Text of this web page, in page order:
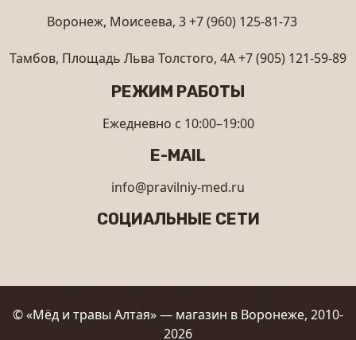
Воронеж, Моисеева, 3+7 (960) 125-81-73
Тамбов, Площадь Льва Толстого, 4А+7 (905) 121-59-89
РЕЖИМ РАБОТЫ
Ежедневно с 10:00–19:00
E-MAIL
info@pravilniy-med.ru
СОЦИАЛЬНЫЕ СЕТИ
© «Мёд и травы Алтая» — магазин в Воронеже, 2010-
2026